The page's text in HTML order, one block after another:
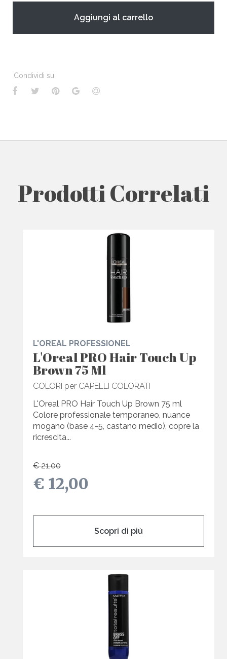
Aggiungi al carrello
Condividi su
Prodotti Correlati
L'OREAL PROFESSIONEL
L'Oreal PRO Hair Touch Up
Brown 75 Ml
COLORI per CAPELLI COLORATI
L'Oreal PRO Hair Touch Up Brown 75 ml
Colore professionale temporaneo, nuance
mogano (base 4-5, castano medio), copre la
ricrescita...
€ 21,00
€ 12,00
Scopri di più